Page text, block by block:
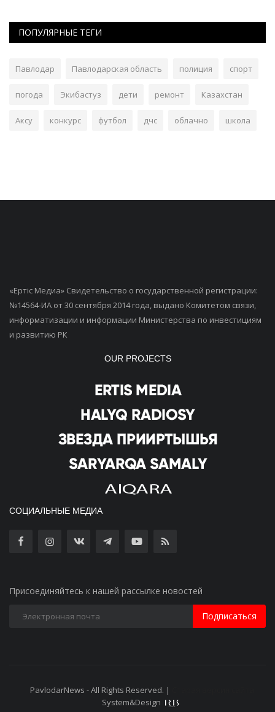
ПОПУЛЯРНЫЕ ТЕГИ
Павлодар Павлодарская область полиция спорт
погода Экибастуз дети ремонт Казахстан
Аксу конкурс футбол дчс облачно школа
«Ертiс Медиа» Свидетельство о государственной регистрации:
№14564-ИА от 30 сентября 2014 года, выдано Комитетом связи,
информатизации и информации Министерства по инвестициям
и развитию РК
OUR PROJECTS
СОЦИАЛЬНЫЕ МЕДИА
Присоединяйтесь к нашей рассылке новостей
Подписаться
PavlodarNews - All Rights Reserved. |
System&Design